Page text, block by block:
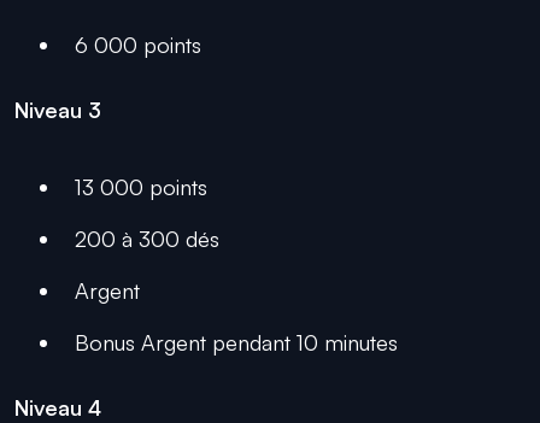
6 000 points
Niveau 3
13 000 points
200 à 300 dés
Argent
Bonus Argent pendant 10 minutes
Niveau 4